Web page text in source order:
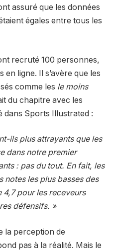
assuré que les données
égales entre tous les
recruté 100 personnes,
ligne. Il s’avère que les
comme les le moins
du chapitre avec les
dans Sports Illustrated :
ils plus attrayants que les
dans notre premier
: pas du tout. En fait, les
notes les plus basses des
pour les receveurs
défensifs. »
la perception de
pas à la réalité. Mais le